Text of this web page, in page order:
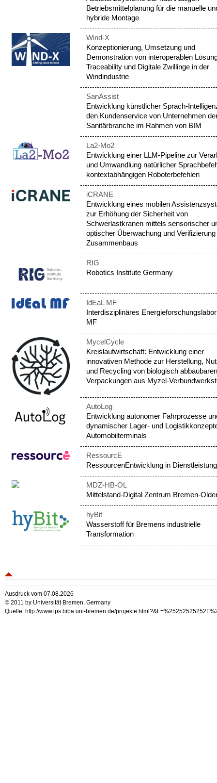
Betriebsmittelplanung für die manuelle
hybride Montage
Wind-X
Konzeptionierung, Umsetzung und
Demonstration von interoperablen
Traceability und Digitale Zwillinge in der
Windindustrie
SanAssist
Entwicklung künstlicher Sprach-
den Kundenservice von Unternehmen
Sanitärbranche im Rahmen von BIM
La2-Mo2
Entwicklung einer LLM-Pipeline zur
und Umwandlung natürlicher
kontextabhängigen Roboterbefehlen
iCRANE
Entwicklung eines mobilen
zur Erhöhung der Sicherheit von
Schwerlastkranen mittels sensorischer
optischer Überwachung und
Zusammenbaus
RIG
Robotics Institute Germany
IdEaL MF
Interdisziplinäres
MF
MycelCycle
Kreislaufwirtschaft: Entwicklung einer
innovativen Methode zur Herstellung,
und Recycling von biologisch abbaubaren
Verpackungen aus Myzel-
AutoLog
Entwicklung autonomer Fahrprozesse
dynamischer Lager- und
Automobilterminals
RessourcE
RessourcenEntwicklung in
MDZ-HB-OL
Mittelstand-Digital Zentrum Bremen-
hyBit
Wasserstoff für Bremens industrielle
Transformation
Ausdruck vom 07.08.2026
© 2011 by Universität Bremen, Germany
Quelle: http://www.ips.biba.uni-bremen.de/